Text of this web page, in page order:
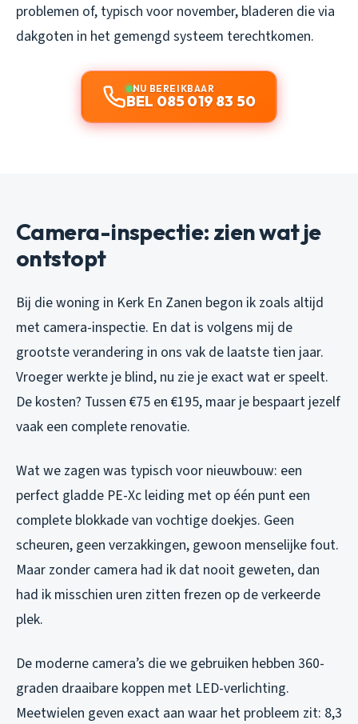
problemen of, typisch voor november, bladeren die via
dakgoten in het gemengd systeem terechtkomen.
NU BEREIKBAAR
BEL 085 019 83 50
Camera-inspectie: zien wat je
ontstopt
Bij die woning in Kerk En Zanen begon ik zoals altijd
met camera-inspectie. En dat is volgens mij de
grootste verandering in ons vak de laatste tien jaar.
Vroeger werkte je blind, nu zie je exact wat er speelt.
De kosten? Tussen €75 en €195, maar je bespaart jezelf
vaak een complete renovatie.
Wat we zagen was typisch voor nieuwbouw: een
perfect gladde PE-Xc leiding met op één punt een
complete blokkade van vochtige doekjes. Geen
scheuren, geen verzakkingen, gewoon menselijke fout.
Maar zonder camera had ik dat nooit geweten, dan
had ik misschien uren zitten frezen op de verkeerde
plek.
De moderne camera’s die we gebruiken hebben 360-
graden draaibare koppen met LED-verlichting.
Meetwielen geven exact aan waar het probleem zit: 8,3